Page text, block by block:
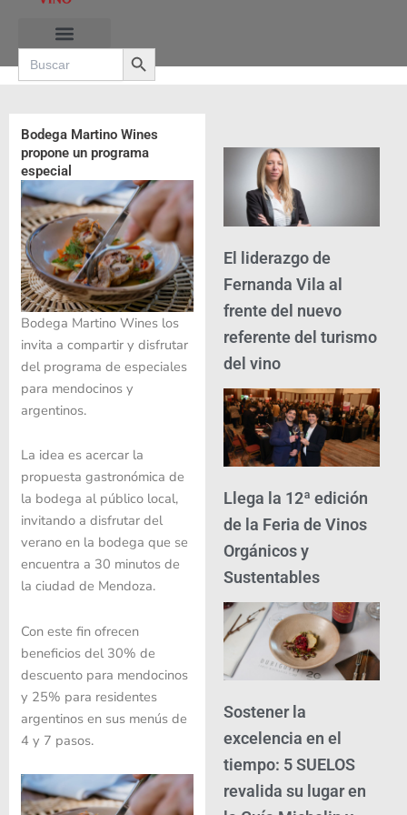
contenido
Search
for:
Search Button
Bodega Martino Wines
propone un programa
especial
Bodega Martino Wines los
invita a compartir y disfrutar
del programa de especiales
para mendocinos y
argentinos.
La idea es acercar la
propuesta gastronómica de
la bodega al público local,
invitando a disfrutar del
verano en la bodega que se
encuentra a 30 minutos de
la ciudad de Mendoza.
Con este fin ofrecen
beneficios del 30% de
descuento para mendocinos
y 25% para residentes
argentinos en sus menús de
4 y 7 pasos.
El liderazgo de
Fernanda Vila al
frente del nuevo
referente del turismo
del vino
Llega la 12ª edición
de la Feria de Vinos
Orgánicos y
Sustentables
Sostener la
excelencia en el
tiempo: 5 SUELOS
revalida su lugar en